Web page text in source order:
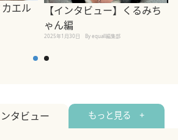
カエル
【インタビュー】くるみち
ゃん編
2025年1月30日 By equall編集部
タビュー もっと見る +